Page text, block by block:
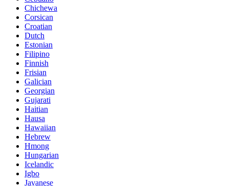
Chichewa
Corsican
Croatian
Dutch
Estonian
Filipino
Finnish
Frisian
Galician
Georgian
Gujarati
Haitian
Hausa
Hawaiian
Hebrew
Hmong
Hungarian
Icelandic
Igbo
Javanese